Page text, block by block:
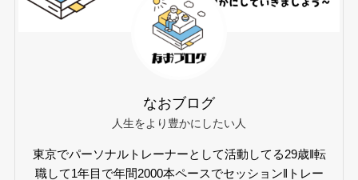
なおブログ
人生をより豊かにしたい人
東京でパーソナルトレーナーとして活動してる29歳‖転
職して1年目で年間2000本ペースでセッション‖トレー